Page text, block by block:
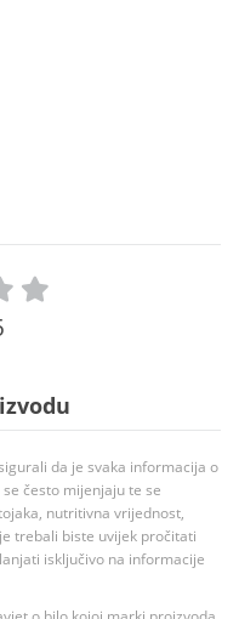
da je svaka informacija o
često mijenjaju te se
nutritivna vrijednost,
trebali biste uvijek pročitati
isključivo na informacije